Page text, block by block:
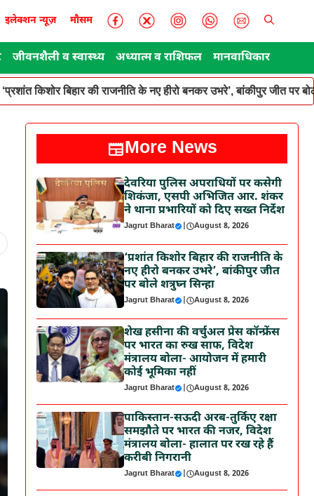
इलेक्शन न्यूज़ मौसम
जीवनशैली व स्वास्थ्य अध्यात्म व राशिफल मानवाधिकार
‘प्रशांत किशोर बिहार की राजनीति के नए हीरो बनकर उभरे’, बांकीपुर जीत पर
More News
देवरिया पुलिस अपराधियों पर कसेगी
शिकंजा, एसपी अभिजित आर. शंकर
ने थाना प्रभारियों को दिए सख्त निर्देश
Jagrut Bharat | August 8, 2026
‘प्रशांत किशोर बिहार की राजनीति के
नए हीरो बनकर उभरे’, बांकीपुर जीत
पर बोले शत्रुघ्न सिन्हा
Jagrut Bharat | August 8, 2026
शेख हसीना की वर्चुअल प्रेस कॉन्फ्रेंस
पर भारत का रुख साफ, विदेश
मंत्रालय बोला- आयोजन में हमारी
कोई भूमिका नहीं
Jagrut Bharat | August 8, 2026
पाकिस्तान-सऊदी अरब-तुर्किए रक्षा
समझौते पर भारत की नजर, विदेश
मंत्रालय बोला- हालात पर रख रहे हैं
करीबी निगरानी
Jagrut Bharat | August 8, 2026